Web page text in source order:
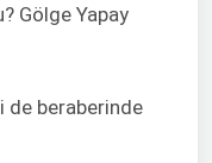
Gölge Yapay
de beraberinde